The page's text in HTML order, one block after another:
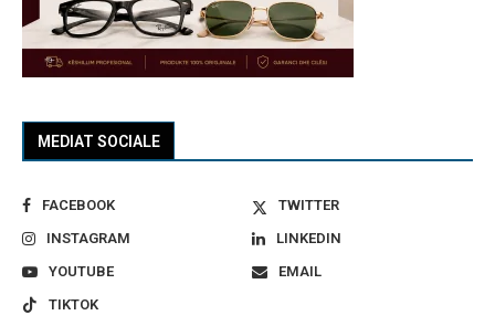
MEDIAT SOCIALE
FACEBOOK
TWITTER
INSTAGRAM
LINKEDIN
YOUTUBE
EMAIL
TIKTOK